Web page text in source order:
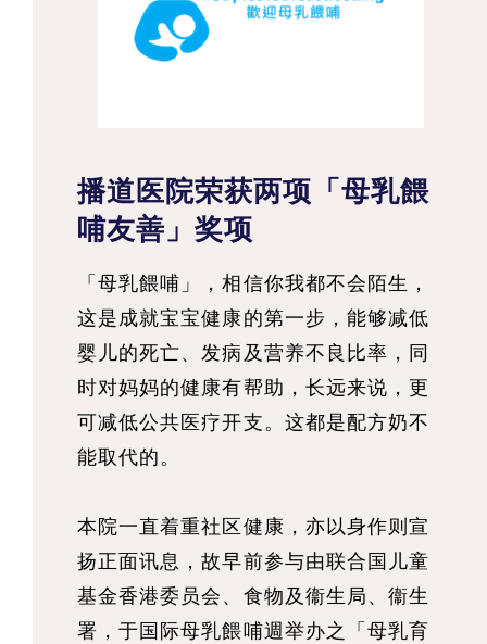
播道医院荣获两项「母乳餵
哺友善」奖项
「母乳餵哺」，相信你我都不会陌生，
这是成就宝宝健康的第一步，能够减低
婴儿的死亡、发病及营养不良比率，同
时对妈妈的健康有帮助，长远来说，更
可减低公共医疗开支。这都是配方奶不
能取代的。
本院一直着重社区健康，亦以身作则宣
扬正面讯息，故早前参与由联合国儿童
基金香港委员会、食物及衞生局、衞生
署，于国际母乳餵哺週举办之「母乳育